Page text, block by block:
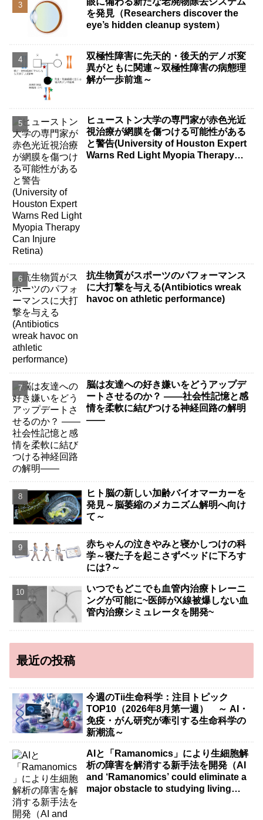
を発見（Researchers discover the
eye’s hidden cleanup system）
双極性障害に先天的・後天的デノボ変
異がともに関連～双極性障害の病態理
解が一歩前進～
ヒューストン大学の専門家が赤色光近
視治療が網膜を傷つける可能性がある
と警告(University of Houston Expert
Warns Red Light Myopia Therapy
抗生物質がスポーツのパフォーマンス
に大打撃を与える(Antibiotics wreak
havoc on athletic performance)
脳は友達への好き嫌いをどうアップデ
ートさせるのか？ ――社会性記憶と感
情を柔軟に結びつける神経回路の解明
――
ヒト脳の新しい加齢バイオマーカーを
発見～脳萎縮のメカニズム解明へ向け
て～
赤ちゃんの泣きやみと寝かしつけの科
学～寝た子を起こさずベッドに下ろす
には?～
いつでもどこでも血管内治療トレーニ
ングが可能に~医師がX線被爆しない血
管内治療シミュレータを開発~
最近の投稿
今週のTii生命科学：注目トピック
TOP10（2026年8月第一週） ～ AI・
免疫・がん研究が牽引する生命科学の
新潮流～
AIと「Ramanomics」により生細胞解
析の障害を解消する新手法を開発（AI
and ‘Ramanomics’ could eliminate a
major obstacle to studying living